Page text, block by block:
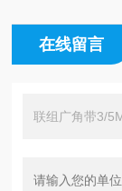
在线留言